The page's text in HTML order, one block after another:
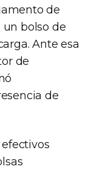
de
bolso de
Ante esa
de
de